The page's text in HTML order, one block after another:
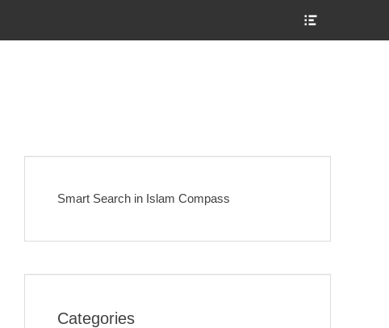
Smart Search in Islam Compass
Categories